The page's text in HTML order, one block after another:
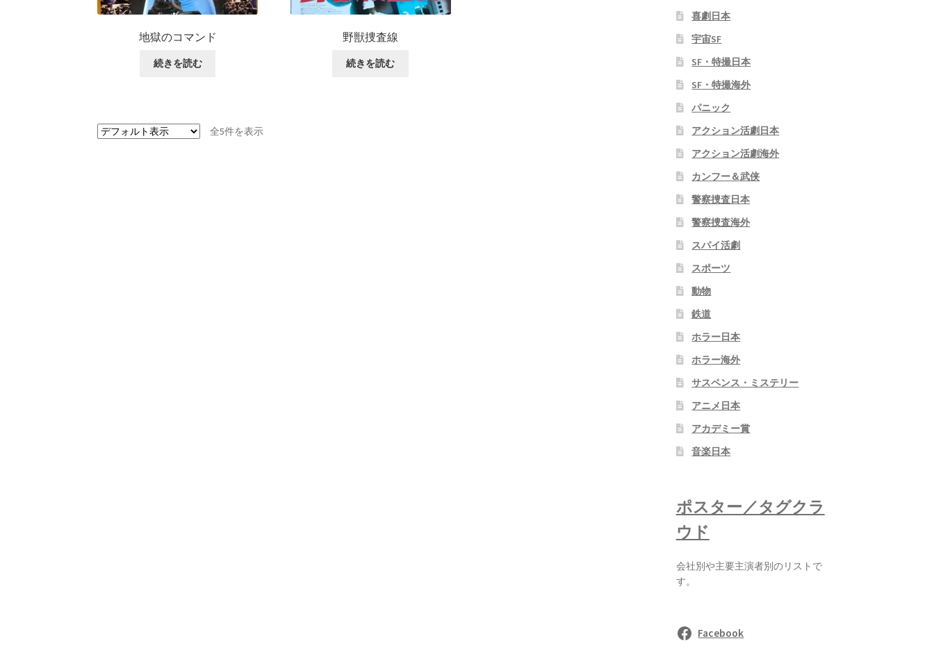
地獄のコマンド
続きを読む
野獣捜査線
続きを読む
全5件を表示
喜劇日本
宇宙SF
SF・特撮日本
SF・特撮海外
パニック
アクション活劇日本
アクション活劇海外
カンフー＆武侠
警察捜査日本
警察捜査海外
スパイ活劇
スポーツ
動物
鉄道
ホラー日本
ホラー海外
サスペンス・ミステリー
アニメ日本
アカデミー賞
音楽日本
ポスター／タグクラ
ウド
会社別や主要主演者別のリストで
す。
Facebook